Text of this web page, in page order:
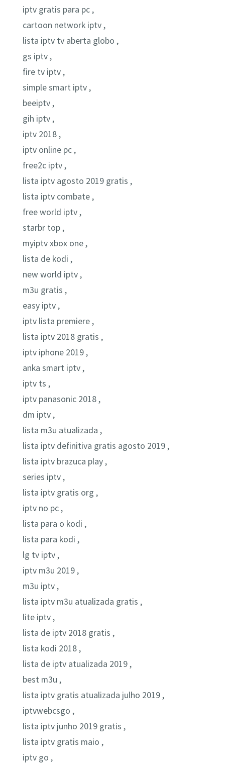
iptv gratis para pc ,
cartoon network iptv ,
lista iptv tv aberta globo ,
gs iptv ,
fire tv iptv ,
simple smart iptv ,
beeiptv ,
gih iptv ,
iptv 2018 ,
iptv online pc ,
free2c iptv ,
lista iptv agosto 2019 gratis ,
lista iptv combate ,
free world iptv ,
starbr top ,
myiptv xbox one ,
lista de kodi ,
new world iptv ,
m3u gratis ,
easy iptv ,
iptv lista premiere ,
lista iptv 2018 gratis ,
iptv iphone 2019 ,
anka smart iptv ,
iptv ts ,
iptv panasonic 2018 ,
dm iptv ,
lista m3u atualizada ,
lista iptv definitiva gratis agosto 2019 ,
lista iptv brazuca play ,
series iptv ,
lista iptv gratis org ,
iptv no pc ,
lista para o kodi ,
lista para kodi ,
lg tv iptv ,
iptv m3u 2019 ,
m3u iptv ,
lista iptv m3u atualizada gratis ,
lite iptv ,
lista de iptv 2018 gratis ,
lista kodi 2018 ,
lista de iptv atualizada 2019 ,
best m3u ,
lista iptv gratis atualizada julho 2019 ,
iptvwebcsgo ,
lista iptv junho 2019 gratis ,
lista iptv gratis maio ,
iptv go ,